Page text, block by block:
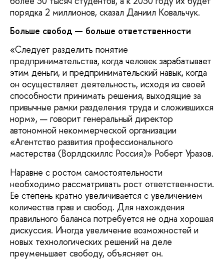
порядка 2 миллионов, сказал Даниил Ковальчук.
Больше свобод — больше ответственности
«Следует разделить понятие
предпринимательства, когда человек зарабатывает
этим деньги, и предпринимательский навык, когда
он осуществляет деятельность, исходя из своей
способности принимать решения, выходящие за
привычные рамки разделения труда и сложившихся
норм», — говорит генеральный директор
автономной некоммерческой организации
«Агентство развития профессионального
мастерства (Ворлдскиллс Россия)» Роберт Уразов.
Наравне с ростом самостоятельности
необходимо рассматривать рост ответственности.
Ее степень кратно увеличивается с увеличением
количества прав и свобод. Для нахождения
правильного баланса потребуется не одна хорошая
дискуссия. Иногда увеличение возможностей и
новых технологических решений на деле
преуменьшает свободу, объясняет он.